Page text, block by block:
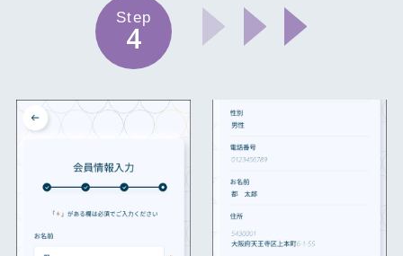
Step
4